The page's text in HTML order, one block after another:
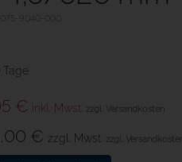
Tage
€ inkl. Mwst. zzgl. Versandkosten
€ zzgl. Mwst. zzgl. Versandkosten